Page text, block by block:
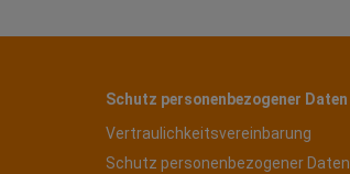
Schutz personenbezogener Daten
Vertraulichkeitsvereinbarung
Schutz personenbezogener Daten